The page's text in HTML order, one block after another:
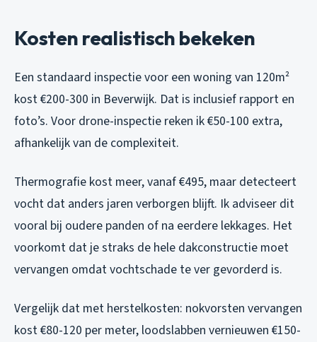
Kosten realistisch bekeken
Een standaard inspectie voor een woning van 120m²
kost €200-300 in Beverwijk. Dat is inclusief rapport en
foto’s. Voor drone-inspectie reken ik €50-100 extra,
afhankelijk van de complexiteit.
Thermografie kost meer, vanaf €495, maar detecteert
vocht dat anders jaren verborgen blijft. Ik adviseer dit
vooral bij oudere panden of na eerdere lekkages. Het
voorkomt dat je straks de hele dakconstructie moet
vervangen omdat vochtschade te ver gevorderd is.
Vergelijk dat met herstelkosten: nokvorsten vervangen
kost €80-120 per meter, loodslabben vernieuwen €150-